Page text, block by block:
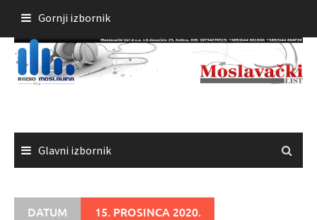
sadržaja
Gornji izbornik
Glavni izbornik
DATUM 15. PROSINCA 2020.